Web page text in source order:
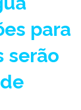
para
serão